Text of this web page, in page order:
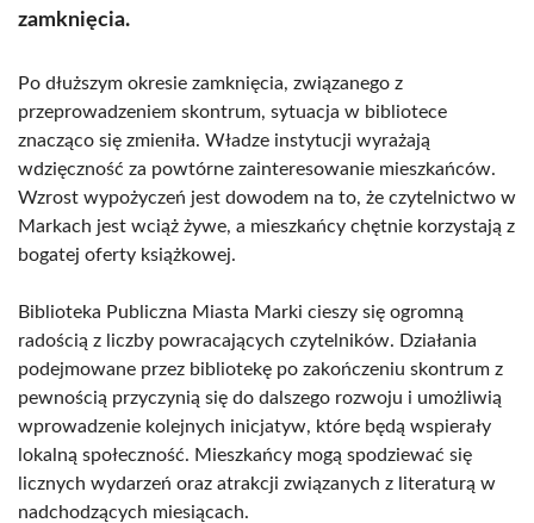
zamknięcia.
Po dłuższym okresie zamknięcia, związanego z
przeprowadzeniem skontrum, sytuacja w bibliotece
znacząco się zmieniła. Władze instytucji wyrażają
wdzięczność za powtórne zainteresowanie mieszkańców.
Wzrost wypożyczeń jest dowodem na to, że czytelnictwo w
Markach jest wciąż żywe, a mieszkańcy chętnie korzystają z
bogatej oferty książkowej.
Biblioteka Publiczna Miasta Marki cieszy się ogromną
radością z liczby powracających czytelników. Działania
podejmowane przez bibliotekę po zakończeniu skontrum z
pewnością przyczynią się do dalszego rozwoju i umożliwią
wprowadzenie kolejnych inicjatyw, które będą wspierały
lokalną społeczność. Mieszkańcy mogą spodziewać się
licznych wydarzeń oraz atrakcji związanych z literaturą w
nadchodzących miesiącach.